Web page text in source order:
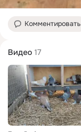
Комментировать
Видео 17